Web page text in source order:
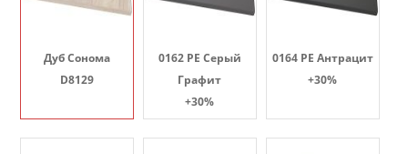
Дуб Сонома
D8129
0162 PE Серый
Графит
+30%
0164 PE Антрацит
+30%